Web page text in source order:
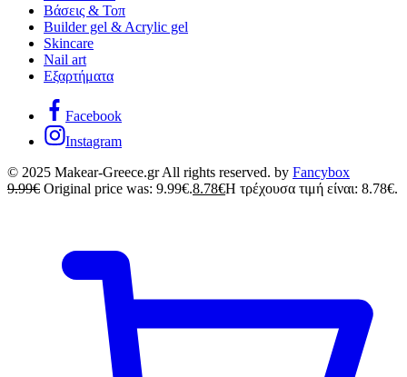
Βάσεις & Τοπ
Builder gel & Acrylic gel
Skincare
Nail art
Εξαρτήματα
Facebook
Instagram
© 2025 Makear-Greece.gr All rights reserved. by Fancybox
9.99€ Original price was: 9.99€.8.78€Η τρέχουσα τιμή είναι: 8.78€.